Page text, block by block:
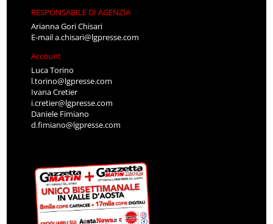
RESPONSABILE DI AGENZIA
Arianna Gori Chisari
E-maila.chisari@lgpresse.com
Account
Luca Torino
l.torino@lgpresse.com
Ivana Cretier
i.cretier@lgpresse.com
Daniele Fimiano
d.fimiano@lgpresse.com